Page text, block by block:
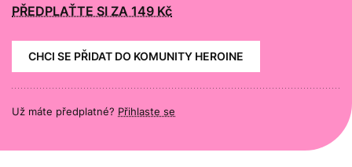
PŘEDPLAŤTE SI ZA 149 Kč
CHCI SE PŘIDAT DO KOMUNITY HEROINE
Už máte předplatné? Přihlaste se